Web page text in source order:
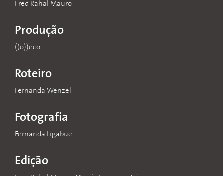
Fred Rahal Mauro
Produção
((o))eco
Roteiro
Fernanda Wenzel
Fotografia
Fernanda Ligabue
Edição